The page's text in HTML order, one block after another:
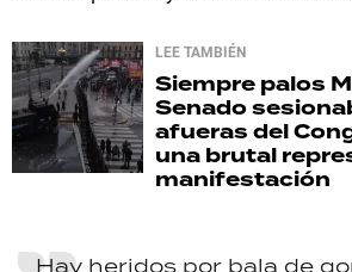
LEE TAMBIÉN
Siempre palos
Senado
afueras del
una brutal
manifestación
Hay heridos por bala de